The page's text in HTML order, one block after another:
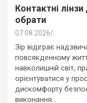
Контактні
обрати
07.08.2026
Зір відіграє
повсякденному
навколишній світ,
орієнтуватися у
дискомфорту
виконання…